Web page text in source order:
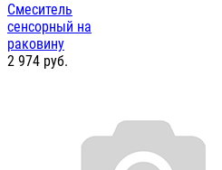
Смеситель
сенсорный на
раковину
2 974 руб.